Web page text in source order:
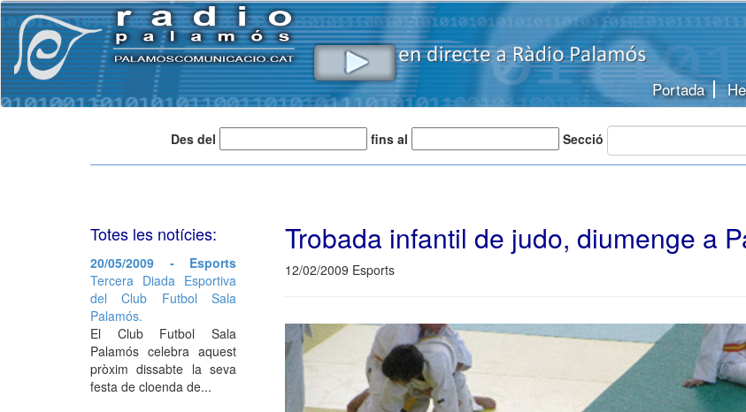
Portada
Des del fins al Secció
Trobada infantil de judo, diumenge a
12/02/2009 Esports
Totes les notícies:
20/05/2009 - Esports
Tercera Diada Esportiva
del Club Futbol Sala
Palamós.
El Club Futbol Sala
Palamós celebra aquest
pròxim dissabte la seva
festa de cloenda de...